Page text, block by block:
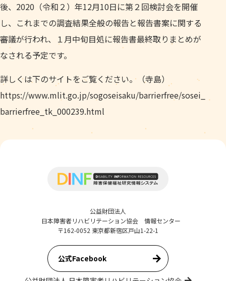
後、2020（令和２）年12月10日に第２回検討会を開催
し、これまでの調査結果全般の報告と報告書案に関する
審議が行われ、１月中旬目処に報告書最終取りまとめが
なされる予定です。
詳しくは下のサイトをご覧ください。（寺島）
https://www.mlit.go.jp/sogoseisaku/barrierfree/sosei_
barrierfree_tk_000239.html
公益財団法人
日本障害者リハビリテーション協会 情報センター
〒162-0052 東京都新宿区戸山1-22-1
公式Facebook